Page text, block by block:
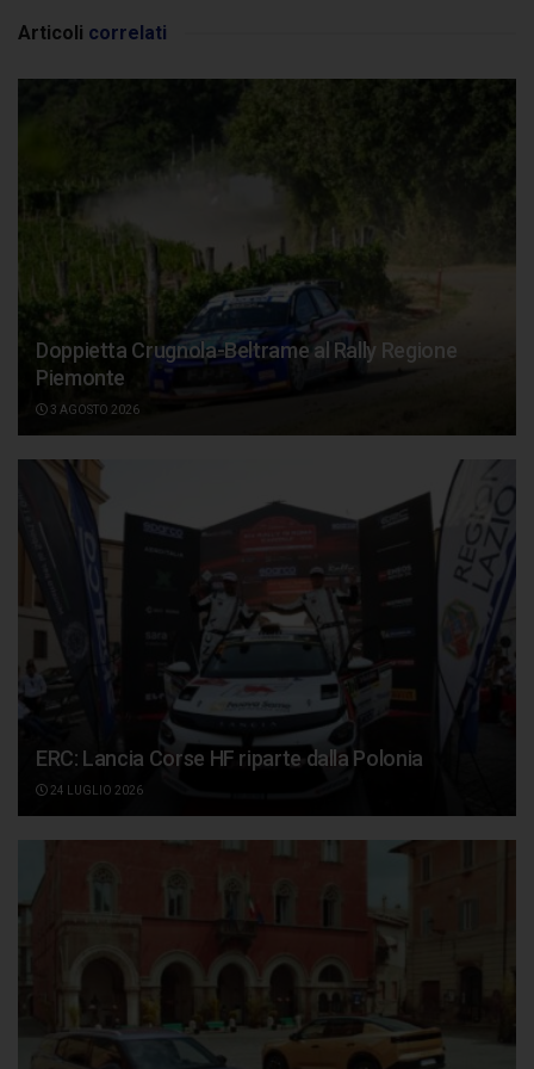
Articoli correlati
Doppietta Crugnola-Beltrame al Rally Regione
Piemonte
3 AGOSTO 2026
ERC: Lancia Corse HF riparte dalla Polonia
24 LUGLIO 2026